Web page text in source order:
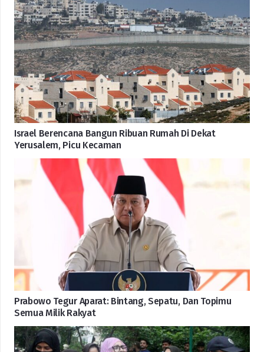
Israel Berencana Bangun Ribuan Rumah Di Dekat
Yerusalem, Picu Kecaman
Prabowo Tegur Aparat: Bintang, Sepatu, Dan Topimu
Semua Milik Rakyat